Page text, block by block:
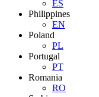
ES
Philippines
EN
Poland
PL
Portugal
PT
Romania
RO